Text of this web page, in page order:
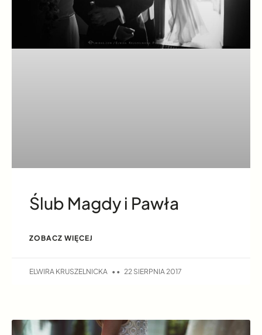
Ślub Magdy i Pawła
ZOBACZ WIĘCEJ
ELWIRA KRUSZELNICKA 22 SIERPNIA 2017